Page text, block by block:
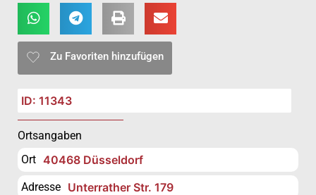
Zu Favoriten hinzufügen
ID: 11343
Ortsangaben
Ort 40468 Düsseldorf
Adresse Unterrather Str. 179